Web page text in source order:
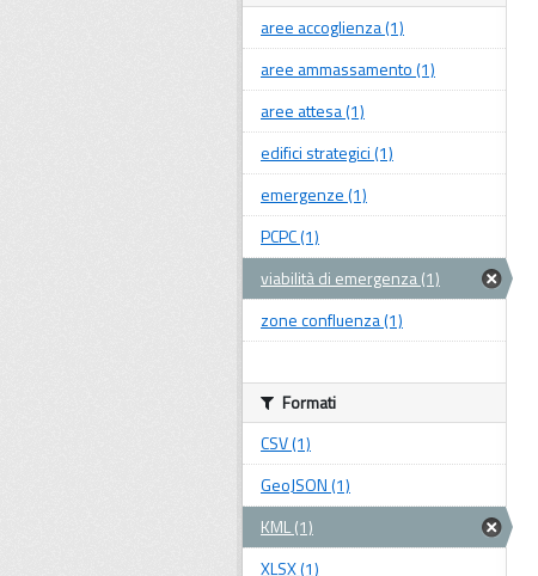
aree accoglienza (1)
aree ammassamento (1)
aree attesa (1)
edifici strategici (1)
emergenze (1)
PCPC (1)
viabilità di emergenza (1)
zone confluenza (1)
Formati
CSV (1)
GeoJSON (1)
KML (1)
XLSX (1)